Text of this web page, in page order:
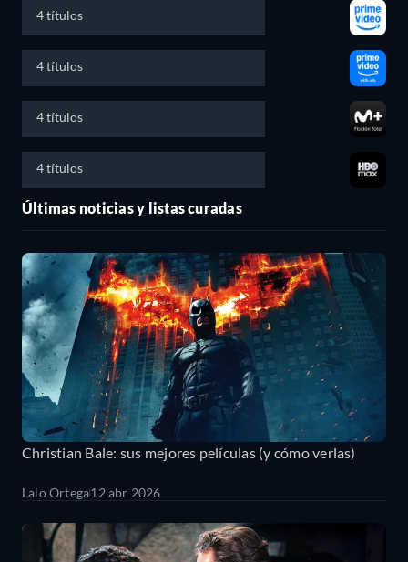
4 títulos
4 títulos
4 títulos
4 títulos
Últimas noticias y listas curadas
Christian Bale: sus mejores películas (y cómo verlas)
Lalo Ortega12 abr 2026